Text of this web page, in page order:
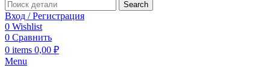
Search
Вход / Регистрация
0 Wishlist
0 Сравнить
0 items 0,00 ₽
Menu